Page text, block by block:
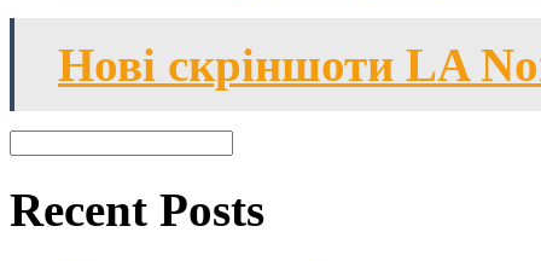
Нові скріншоти LA
Recent Posts